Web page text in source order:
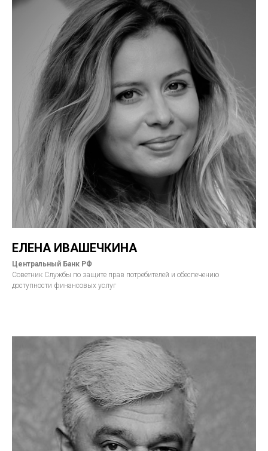
ЕЛЕНА ИВАШЕЧКИНА
Центральный Банк РФ
Советник Службы по защите прав потребителей и обеспечению
доступности финансовых услуг